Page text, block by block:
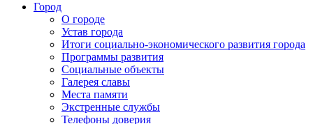
Город
О городе
Устав города
Итоги социально-экономического развития города
Программы развития
Социальные объекты
Галерея славы
Места памяти
Экстренные службы
Телефоны доверия